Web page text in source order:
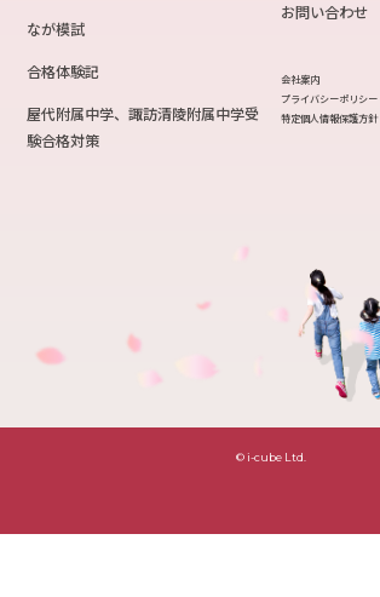
なが模試
合格体験記
屋代附属中学、諏訪清陵附属中学受
験合格対策
お問い合わせ
会社案内
プライバシーポリシー
特定個人情報保護方針
© i-cube Ltd.